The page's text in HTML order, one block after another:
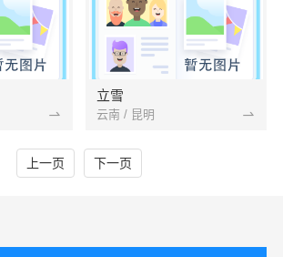
立雪
云南 / 昆明
上一页 下一页